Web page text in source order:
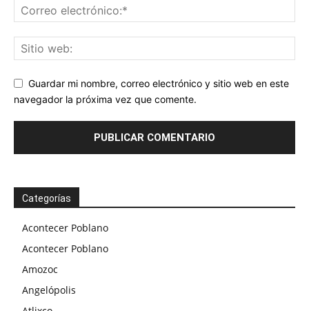
Guardar mi nombre, correo electrónico y sitio web en este
navegador la próxima vez que comente.
Categorías
Acontecer Poblano
Acontecer Poblano
Amozoc
Angelópolis